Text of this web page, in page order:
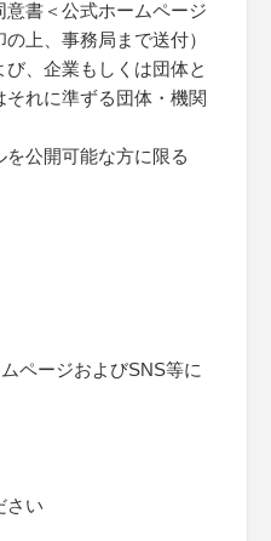
書＜公式ホームページ
上、事務局まで送付）
、企業もしくは団体と
それに準ずる団体・機関
公開可能な方に限る
ページおよびSNS等に
さい